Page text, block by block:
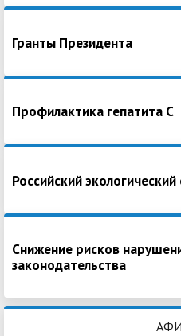
Гранты Президента
Профилактика гепатита С
Российский
Снижение рисков
законодательства